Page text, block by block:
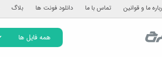
ما و قوانین تماس با ما دانلود فونت ها بلاگ
همه فایل ها